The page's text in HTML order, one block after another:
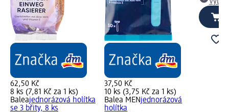
62,50 Kč
8 ks (7,81 Kč za 1 ks)
Baleajednorázová holítka
se 3 břity, 8 ks
37,50 Kč
10 ks (3,75 Kč za 1 ks)
Balea MENjednorázová
holítka